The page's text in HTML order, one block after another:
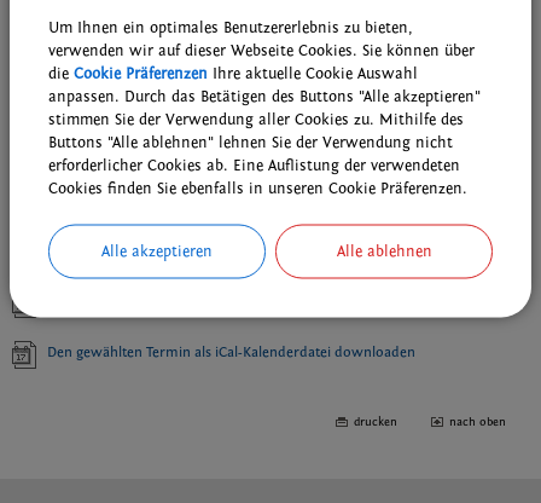
Weiterführende Links
Wiederkehrende Termine der Bubenreuther Vereine, Gruppen und
kirchlichen Einrichtungen
Wöchentliche Probentermine der musikalischen Gruppen
Downloads
Den gewählten Termin als iCal-Kalenderdatei downloaden
drucken nach oben
Um Ihnen ein optimales Benutzererlebnis zu bieten,
verwenden wir auf dieser Webseite Cookies. Sie können über
die Cookie Präferenzen Ihre aktuelle Cookie Auswahl
anpassen. Durch das Betätigen des Buttons "Alle akzeptieren"
stimmen Sie der Verwendung aller Cookies zu. Mithilfe des
Buttons "Alle ablehnen" lehnen Sie der Verwendung nicht
erforderlicher Cookies ab. Eine Auflistung der verwendeten
Cookies finden Sie ebenfalls in unseren Cookie Präferenzen.
Alle akzeptieren Alle ablehnen